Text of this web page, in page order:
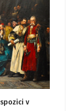
v